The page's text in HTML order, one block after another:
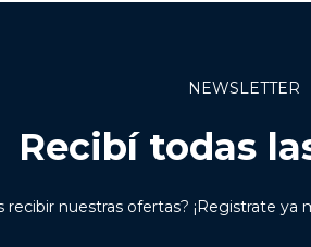
NEWSLETTER
Recibí todas
recibir nuestras ofertas? ¡Registrate